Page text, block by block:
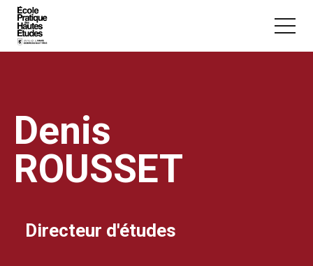
Vous recherchez peut-être :
Conférence Master
Denis
ROUSSET
Directeur d'études
Panneau de gestion des cookies